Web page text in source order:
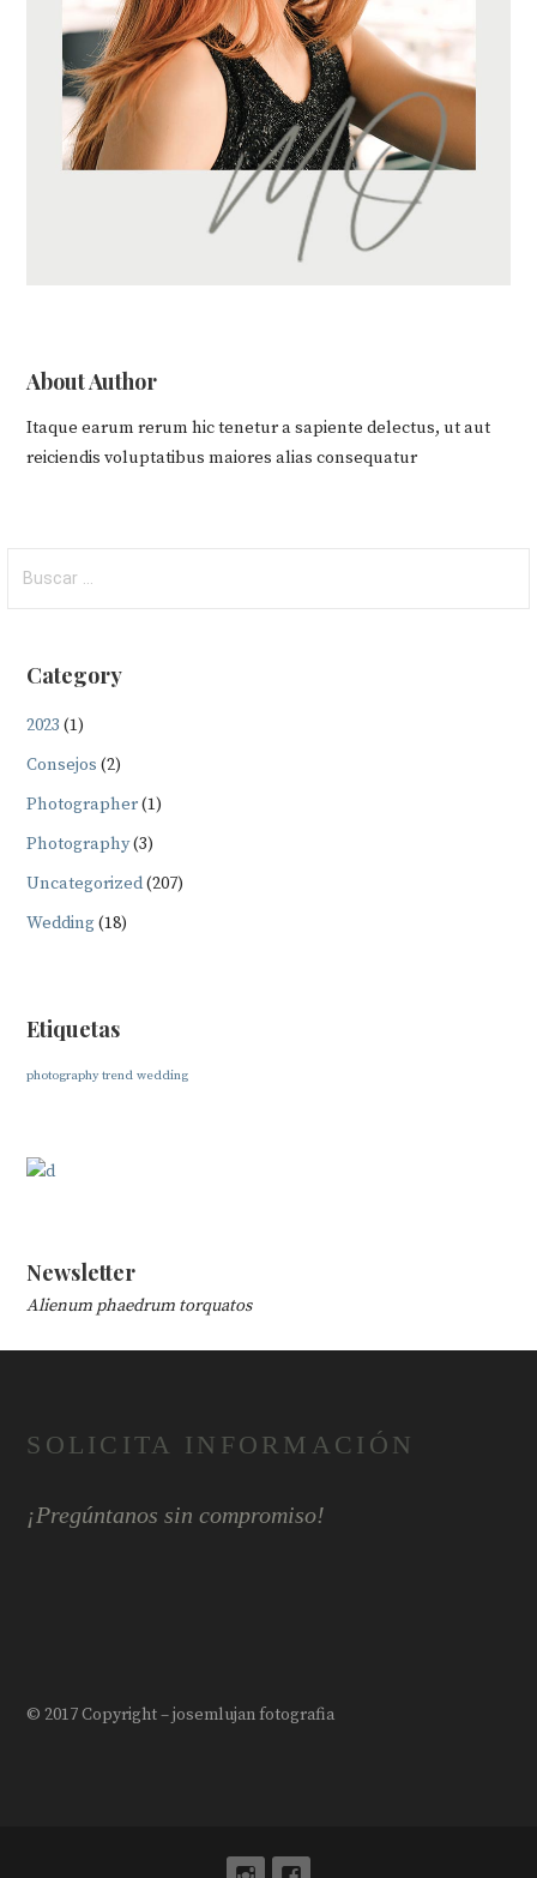
About Author
Itaque earum rerum hic tenetur a sapiente delectus, ut aut
reiciendis voluptatibus maiores alias consequatur
Category
2023 (1)
Consejos (2)
Photographer(1)
Photography(3)
Uncategorized(207)
Wedding (18)
Etiquetas
photography trend wedding
Newsletter
Alienum phaedrum torquatos
SOLICITA INFORMACIÓN
¡Pregúntanos sin compromiso!
© 2017 Copyright – josemlujan fotografia